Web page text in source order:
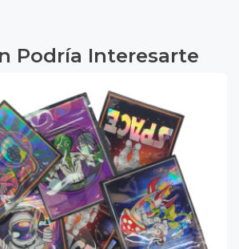
Podría Interesarte